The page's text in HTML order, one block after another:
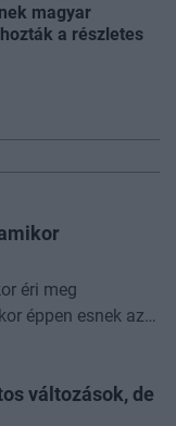
magyar
a részletes
éri meg
éppen esnek az
változások, de